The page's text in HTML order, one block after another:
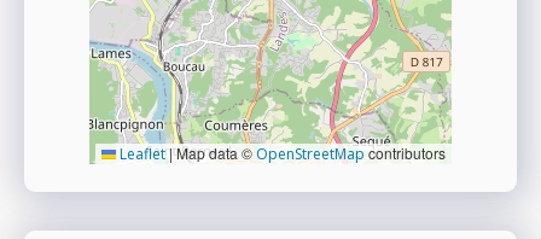
Leaflet|Map data © OpenStreetMap contributors